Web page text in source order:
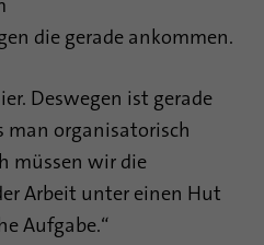
die gerade ankommen.
Deswegen ist gerade
man organisatorisch
müssen wir die
Arbeit unter einen Hut
Aufgabe.“